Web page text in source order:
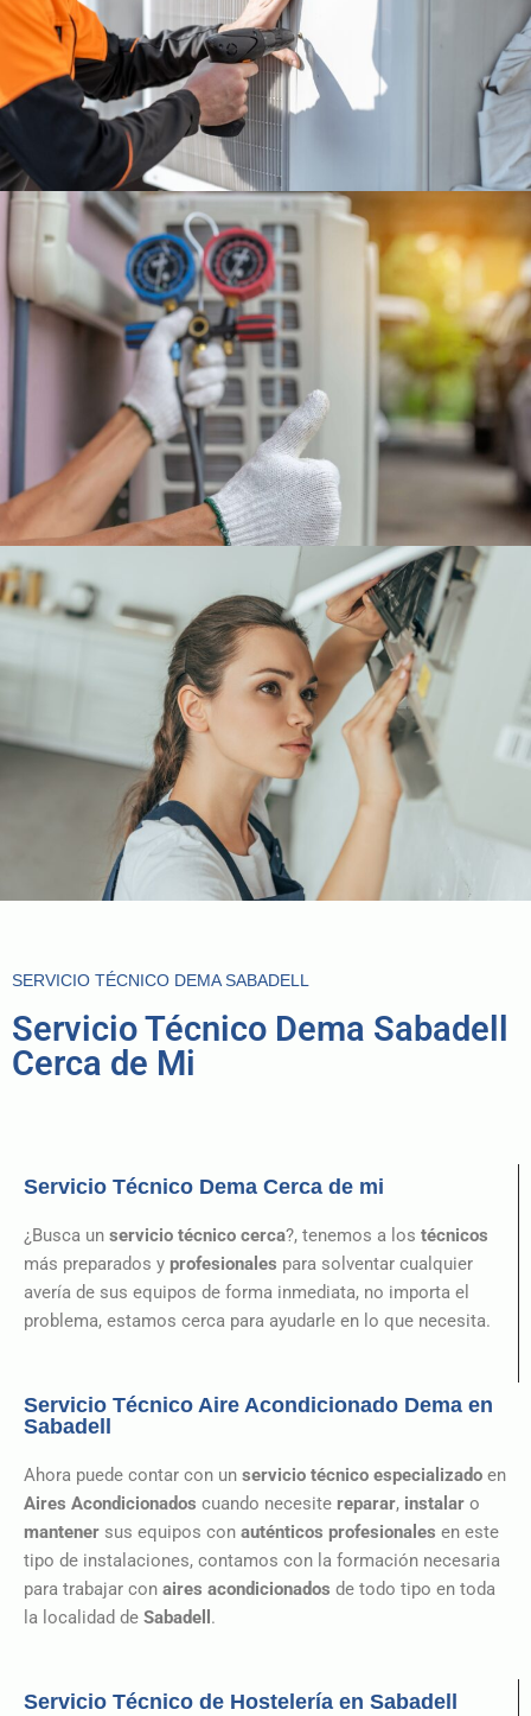
SERVICIO TÉCNICO DEMA SABADELL
Servicio Técnico Dema Sabadell
Cerca de Mi
Servicio Técnico Dema Cerca de mi
¿Busca un servicio técnico cerca?, tenemos a los técnicos
más preparados y profesionales para solventar cualquier
avería de sus equipos de forma inmediata, no importa el
problema, estamos cerca para ayudarle en lo que necesita.
Servicio Técnico Aire Acondicionado Dema en
Sabadell
Ahora puede contar con un servicio técnico especializado en
Aires Acondicionados cuando necesite reparar, instalar o
mantener sus equipos con auténticos profesionales en este
tipo de instalaciones, contamos con la formación necesaria
para trabajar con aires acondicionados de todo tipo en toda
la localidad de Sabadell .
Servicio Técnico de Hostelería en Sabadell